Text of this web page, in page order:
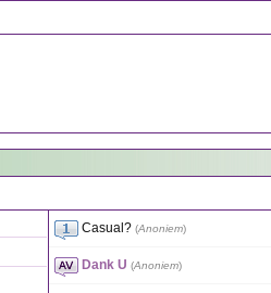
Casual? (Anoniem)
Dank U (Anoniem)